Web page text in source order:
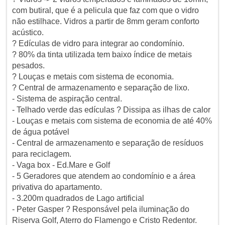
com butiral, que é a pelicula que faz com que o vidro
não estilhace. Vidros a partir de 8mm geram conforto
acústico.
? Edículas de vidro para integrar ao condomínio.
? 80% da tinta utilizada tem baixo índice de metais
pesados.
? Louças e metais com sistema de economia.
? Central de armazenamento e separação de lixo.
- Sistema de aspiração central.
- Telhado verde das edículas ? Dissipa as ilhas de calor
- Louças e metais com sistema de economia de até 40%
de água potável
- Central de armazenamento e separação de resíduos
para reciclagem.
- Vaga box - Ed.Mare e Golf
- 5 Geradores que atendem ao condomínio e a área
privativa do apartamento.
- 3.200m quadrados de Lago artificial
- Peter Gasper ? Responsável pela iluminação do
Riserva Golf, Aterro do Flamengo e Cristo Redentor.